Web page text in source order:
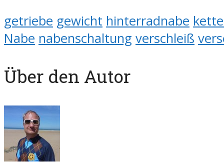
getriebe gewicht hinterradnabe
Nabe nabenschaltung verschleiß
Über den Autor